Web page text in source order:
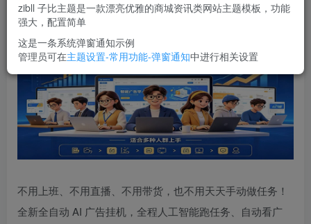
不用上班、不用直播、不用带货，也不用天天手动做任务！
全新全自动 AI 广告挂机，全程人工智能跑任务、自动看广
zibll 子比主题是一款漂亮优雅的商城资讯类网站主题模板，功能
强大，配置简单
这是一条系统弹窗通知示例
管理员可在主题设置-常用功能-弹窗通知中进行相关设置